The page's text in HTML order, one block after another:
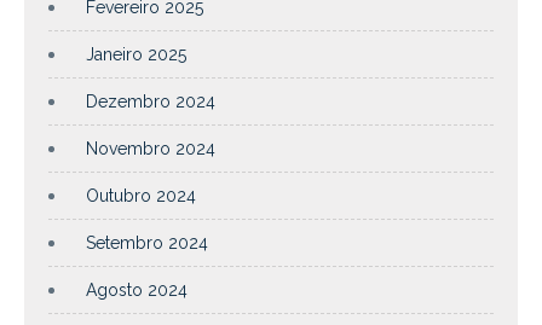
Fevereiro 2025
Janeiro 2025
Dezembro 2024
Novembro 2024
Outubro 2024
Setembro 2024
Agosto 2024